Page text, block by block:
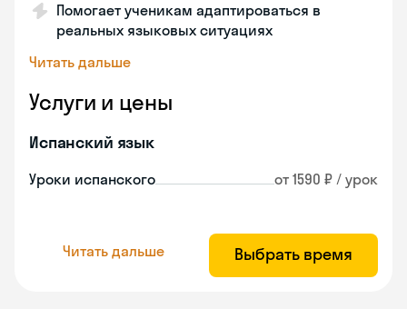
Помогает ученикам адаптироваться в
реальных языковых ситуациях
Читать дальше
Услуги и цены
Испанский язык
Уроки испанского от 1590 ₽ / урок
Читать дальше Выбрать время